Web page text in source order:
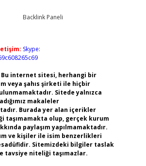
Skype:
Bu internet sitesi, herhangi bir
veya şahıs şirketi ile hiçbir
Sitede yalnızca
makaleler
Burada yer alan içerikler
taşımamakta olup, gerçek kurum
paylaşım yapılmamaktadır.
ve kişiler ile isim benzerlikleri
Sitemizdeki bilgiler taslak
tavsiye niteliği taşımazlar.